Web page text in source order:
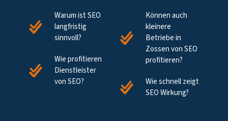
Warum ist SEO
langfristig
sinnvoll?
Wie profitieren
Dienstleister
von SEO?
Können auch
kleinere
Betriebe in
Zossen von SEO
profitieren?
Wie schnell zeigt
SEO Wirkung?